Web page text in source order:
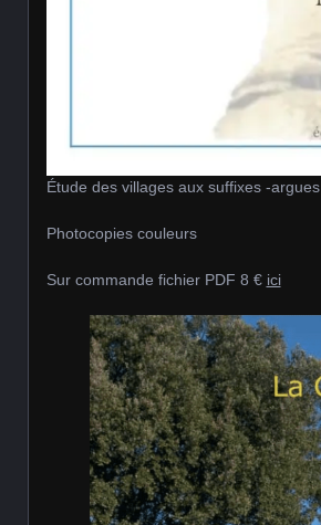
Étude des villages aux suffixes -argues
Photocopies couleurs
Sur commande fichier PDF 8 € ici